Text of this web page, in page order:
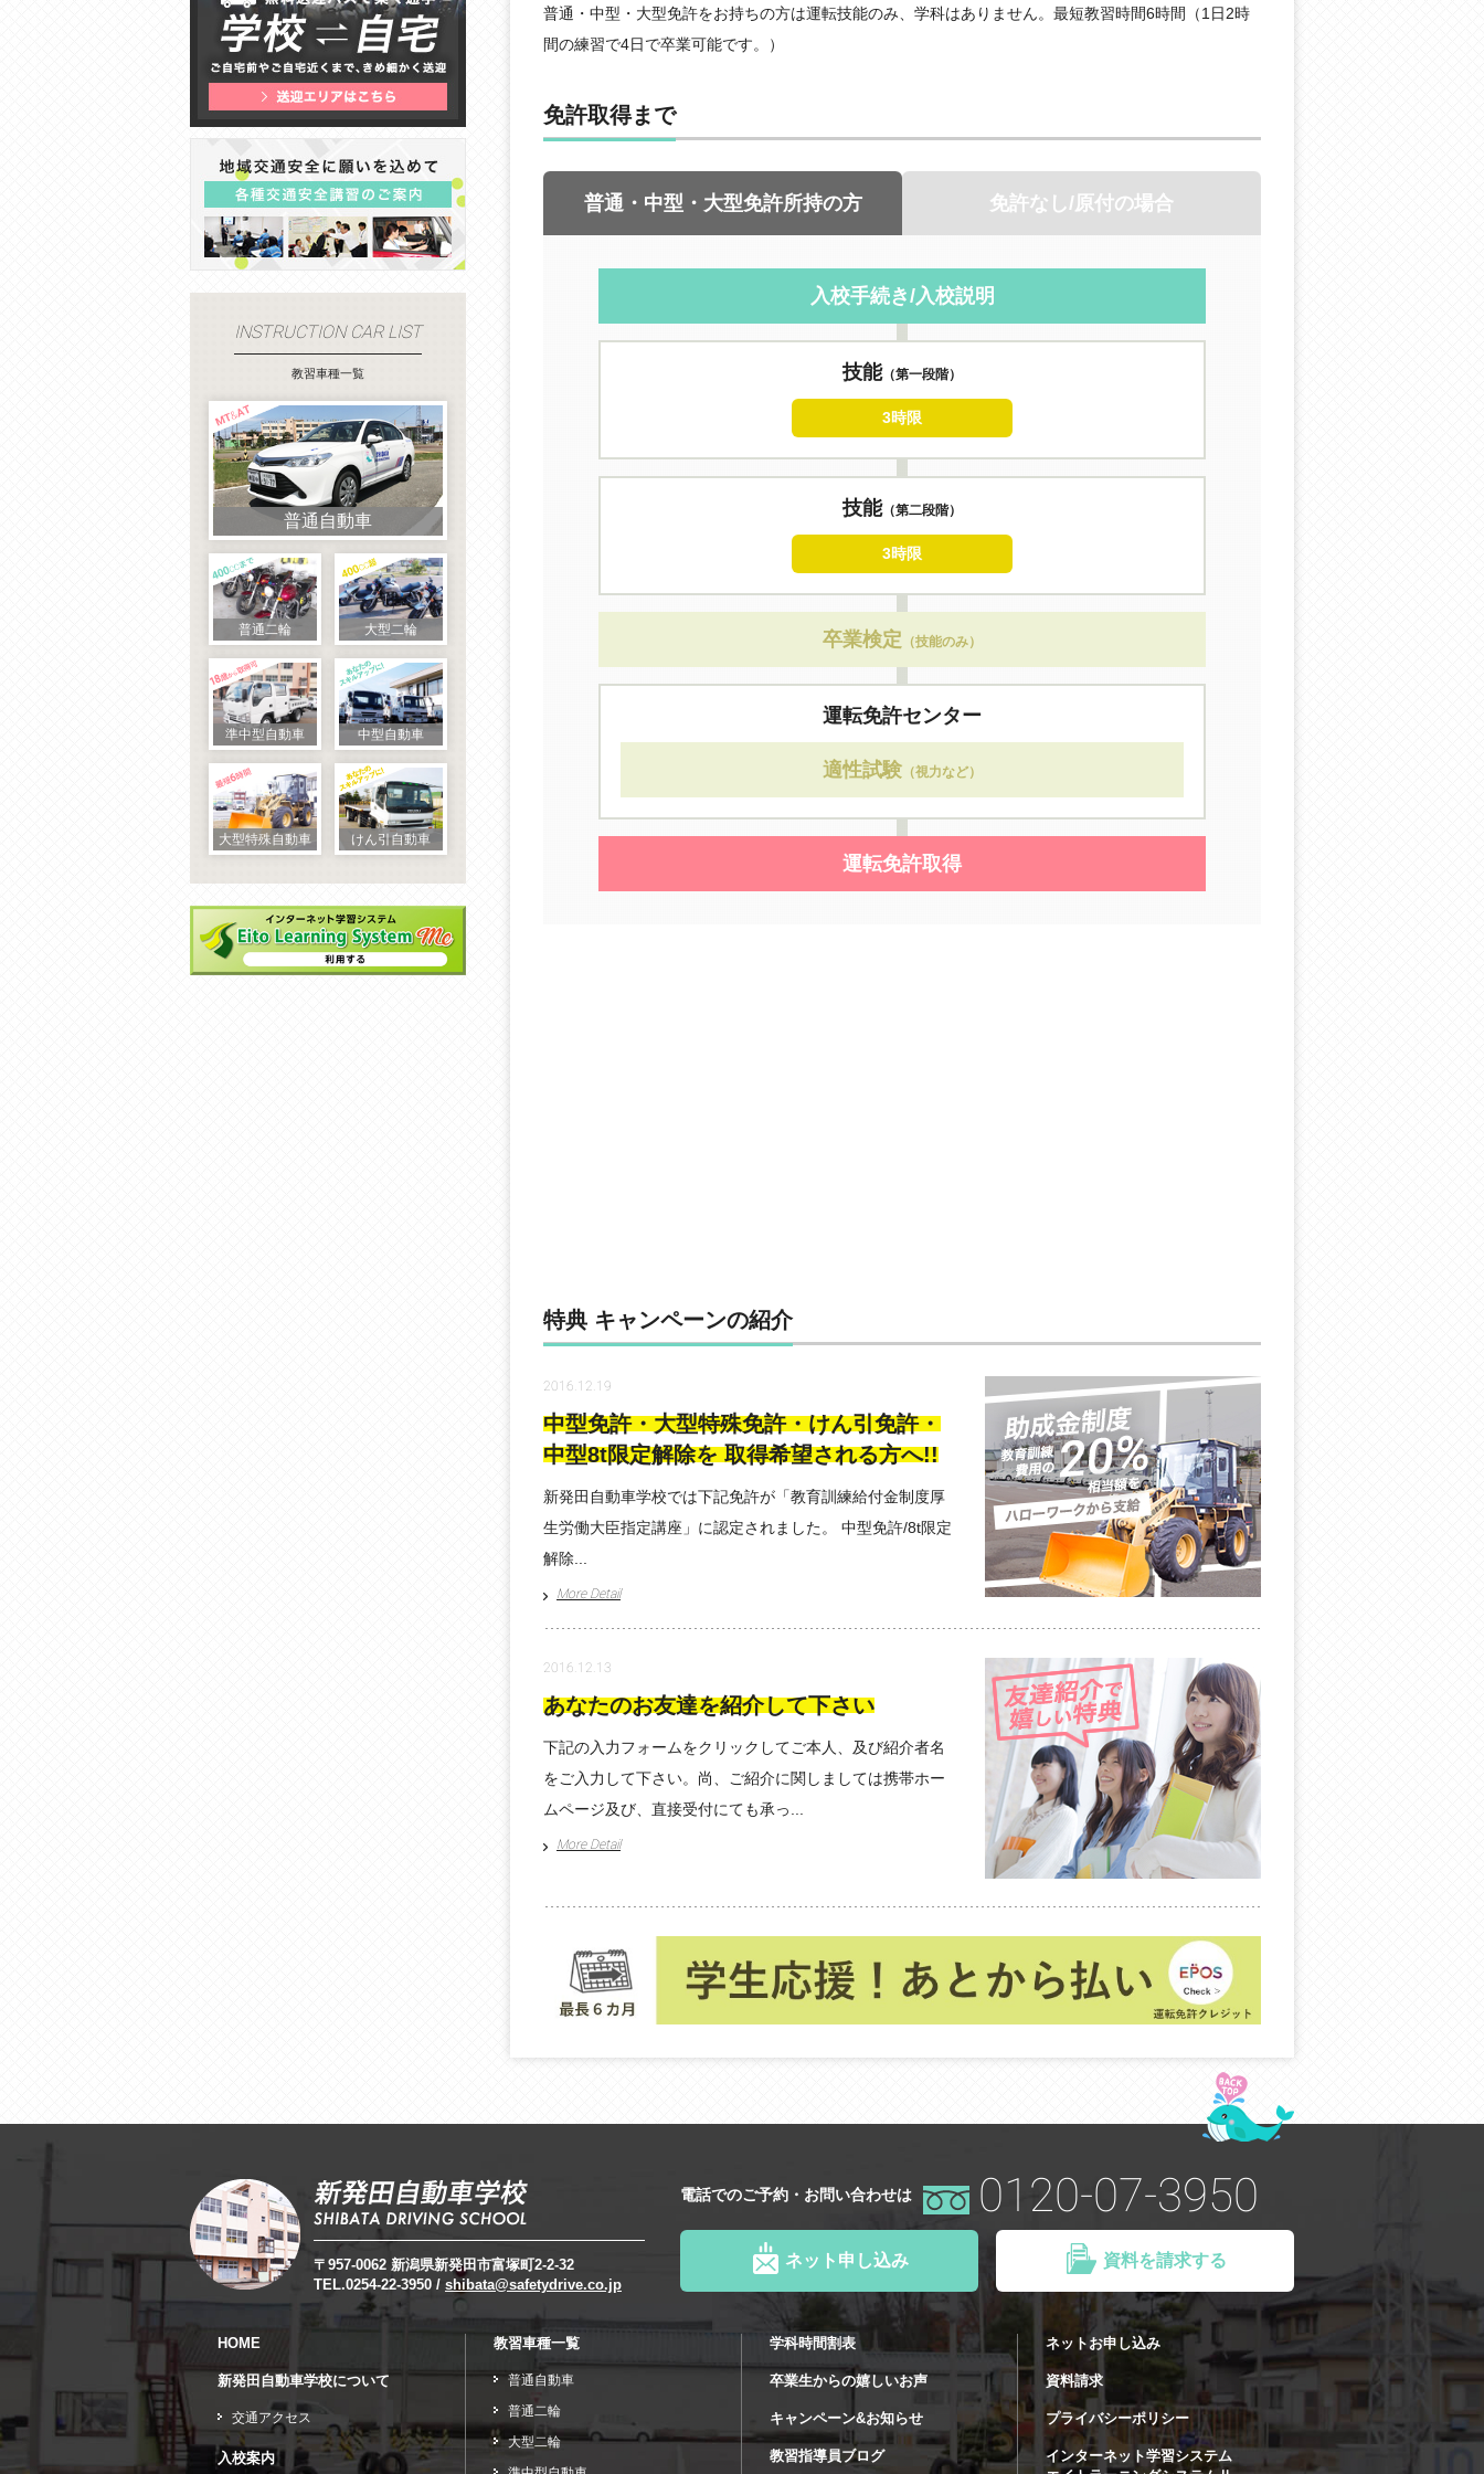
普通・中型・大型免許をお持ちの方は運転技能のみ、学科はありません。最短教習時間6時間（1日2時
間の練習で4日で卒業可能です。）
免許取得まで
普通・中型・大型免許所持の方
入校手続き/入校説明
技能（第一段階）
3時限
技能（第二段階）
3時限
卒業検定 （技能のみ）
運転免許センター
適性試験 （視力など）
運転免許取得
免許なし/原付の場合
特典 キャンペーンの紹介
2016.12.19
中型免許・大型特殊免許・けん引免許・
中型8t限定解除を 取得希望される方へ!!
新発田自動車学校では下記免許が「教育訓練給付金制度厚
生労働大臣指定講座」に認定されました。 中型免許/8t限定
解除...
More Detail
2016.12.13
あなたのお友達を紹介して下さい
下記の入力フォームをクリックしてご本人、及び紹介者名
をご入力して下さい。尚、ご紹介に関しましては携帯ホー
ムページ及び、直接受付にても承っ...
More Detail
INSTRUCTION CAR LIST
教習車種一覧
普通自動車
普通二輪 大型二輪
準中型自動車 中型自動車
大型特殊自動車 けん引自動車
〒957-0062 新潟県新発田市富塚町2-2-32
TEL.0254-22-3950 / shibata@safetydrive.co.jp
電話でのご予約・お問い合わせは 0120-07-3950
ネット申し込み 資料を請求する
HOME
新発田自動車学校について
交通アクセス
入校案内
教習車種一覧
普通自動車
普通二輪
大型二輪
学科時間割表
卒業生からの嬉しいお声
キャンペーン&お知らせ
教習指導員ブログ
ネットお申し込み
資料請求
プライバシーポリシー
インターネット学習システム